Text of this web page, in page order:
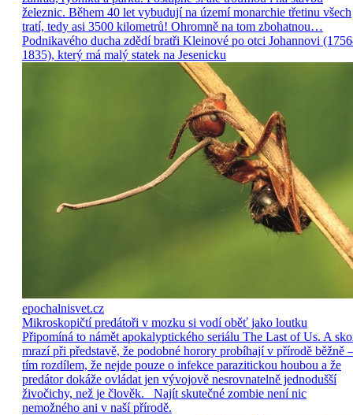
železnic. Během 40 let vybudují na území monarchie třetinu všech
tratí, tedy asi 3500 kilometrů! Ohromně na tom zbohatnou…
Podnikavého ducha zdědí bratři Kleinové po otci Johannovi
1835), který má malý statek na Jesenicku
epochalnisvet.cz
Mikroskopičtí predátoři v mozku si vodí oběť jako loutku
Připomíná to námět apokalyptického seriálu The Last of Us. A
mrazí při představě, že podobné horory probíhají v přírodě běžně
tím rozdílem, že nejde pouze o infekce parazitickou houbou a že
predátor dokáže ovládat jen vývojově nesrovnatelně jednodušší
živočichy, než je člověk. Najít skutečné zombie není nic
nemožného ani v naší přírodě.